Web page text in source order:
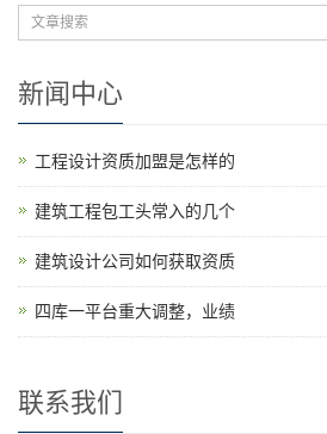
新闻中心
工程设计资质加盟是怎样的
建筑工程包工头常入的几个
建筑设计公司如何获取资质
四库一平台重大调整，业绩
联系我们